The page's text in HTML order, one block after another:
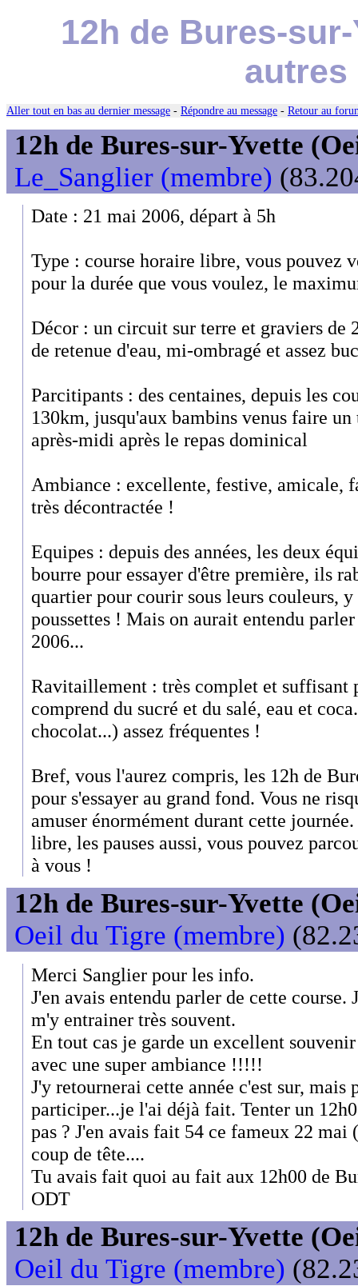
12h de Bures-
autres
Aller tout en bas au dernier message - Répondre au message - Retour au
12h de Bures-sur-Yvette
Le_Sanglier (membre)
Date : 21 mai 2006, départ à 5h
Type : course horaire libre, vous pouvez
pour la durée que vous voulez, le
Décor : un circuit sur terre et graviers de
de retenue d'eau, mi-ombragé et assez
Parcitipants : des centaines, depuis les
130km, jusqu'aux bambins venus faire
après-midi après le repas dominical
Ambiance : excellente, festive, amicale,
très décontractée !
Equipes : depuis des années, les deux
bourre pour essayer d'être première, ils
quartier pour courir sous leurs couleurs,
poussettes ! Mais on aurait entendu
2006...
Ravitaillement : très complet et suffisant
comprend du sucré et du salé, eau et
chocolat...) assez fréquentes !
Bref, vous l'aurez compris, les 12h de
pour s'essayer au grand fond. Vous ne
amuser énormément durant cette
libre, les pauses aussi, vous pouvez
à vous !
12h de Bures-sur-Yvette
Oeil du Tigre (membre)
Merci Sanglier pour les info.
J'en avais entendu parler de cette course.
m'y entrainer très souvent.
En tout cas je garde un excellent
avec une super ambiance !!!!!
J'y retournerai cette année c'est sur, mais
participer...je l'ai déjà fait. Tenter un
pas ? J'en avais fait 54 ce fameux 22 mai
coup de tête....
Tu avais fait quoi au fait aux 12h00 de
ODT
12h de Bures-sur-Yvette
Oeil du Tigre (membre)